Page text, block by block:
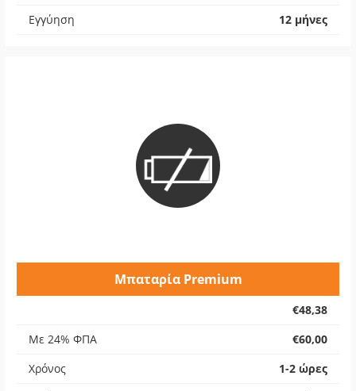
Εγγύηση 12 μήνες
Μπαταρία Premium
€48,38
Με 24% ΦΠΑ
€60,00
Χρόνος
1-2 ώρες